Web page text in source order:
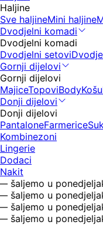
Haljine
Sve haljineMini haljine
Dvodjelni komadi
Dvodjelni komadi
Dvodjelni setovi
Gornji dijelovi
Gornji dijelovi
MajiceTopoviBody
Donji dijelovi
Donji dijelovi
PantaloneFarmerice
Kombinezoni
Lingerie
Dodaci
Nakit
u ponedjeljak
u ponedjeljak
u ponedjeljak
u ponedjeljak